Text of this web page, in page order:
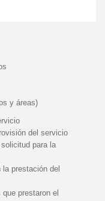
y áreas)
del servicio
para la
prestación del
prestaron el